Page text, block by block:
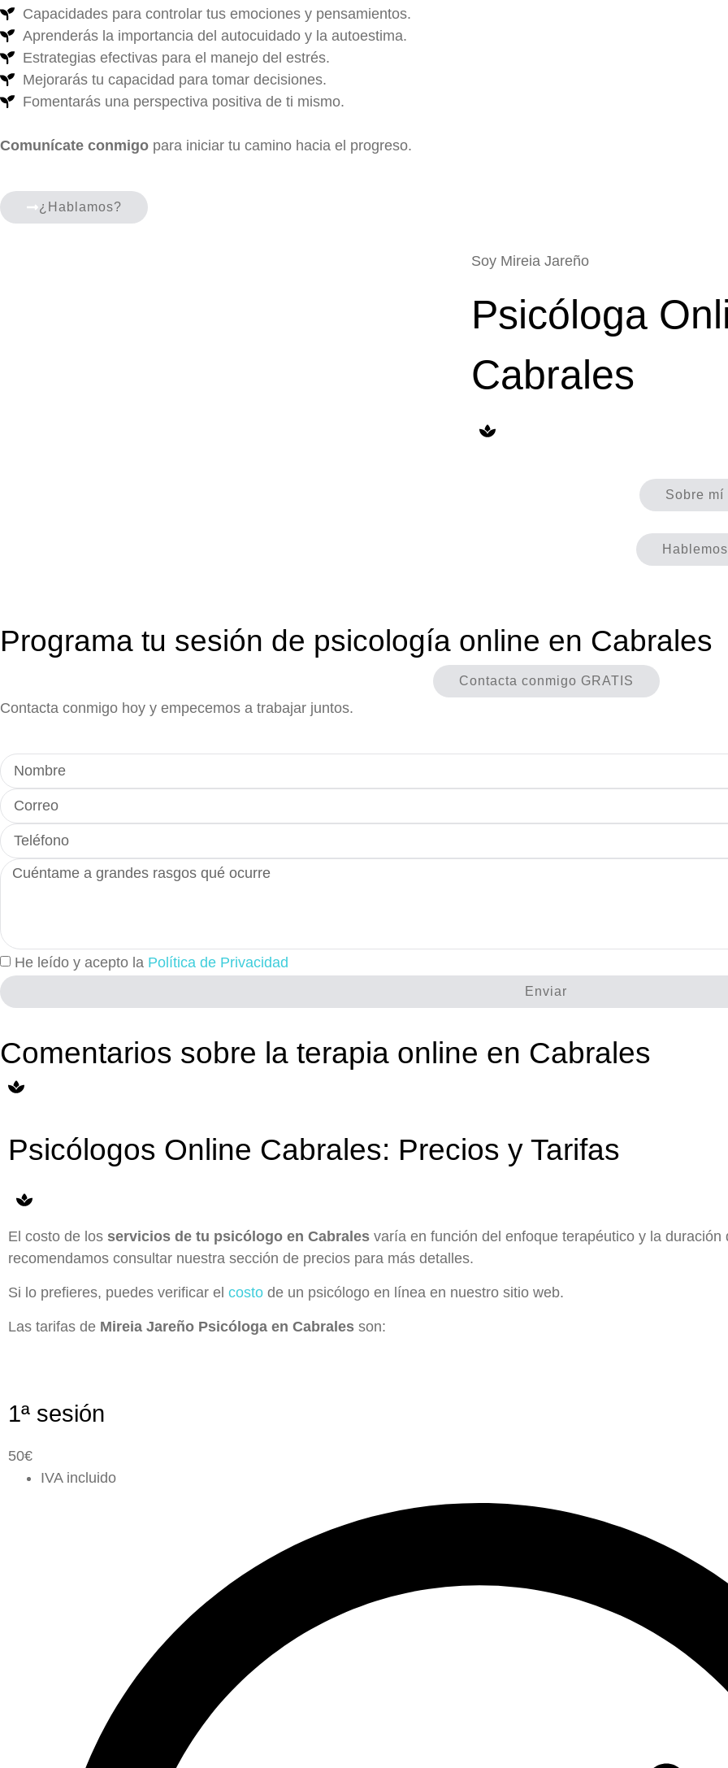
Capacidades para controlar tus emociones y pensamientos.
Aprenderás la importancia del autocuidado y la autoestima.
Estrategias efectivas para el manejo del estrés.
Mejorarás tu capacidad para tomar decisiones.
Fomentarás una perspectiva positiva de ti mismo.
Comunícate conmigo para iniciar tu camino hacia el progreso.
¿Hablamos?
Soy Mireia Jareño
Psicóloga
Cabrales
Sobre mí
Hablemos
Programa tu sesión de psicología online en Cabrales
Contacta conmigo GRATIS
Contacta conmigo hoy y empecemos a trabajar juntos.
He leído y acepto la Política de Privacidad
Enviar
Comentarios sobre la terapia online en Cabrales
Psicólogos Online Cabrales: Precios y Tarifas
El costo de los servicios de tu psicólogo en Cabrales varía en función del enfoque terapéutico y la duración
recomendamos consultar nuestra sección de precios para más detalles.
Si lo prefieres, puedes verificar el costo de un psicólogo en línea en nuestro sitio web.
Las tarifas de Mireia Jareño Psicóloga en Cabrales son:
1ª sesión
50€
IVA incluido